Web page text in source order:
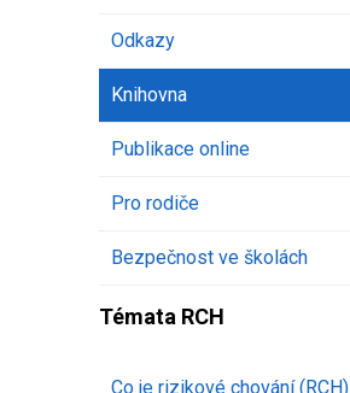
Odkazy
Knihovna
Publikace online
Pro rodiče
Bezpečnost ve školách
Témata RCH
Co je rizikové chování (RCH)